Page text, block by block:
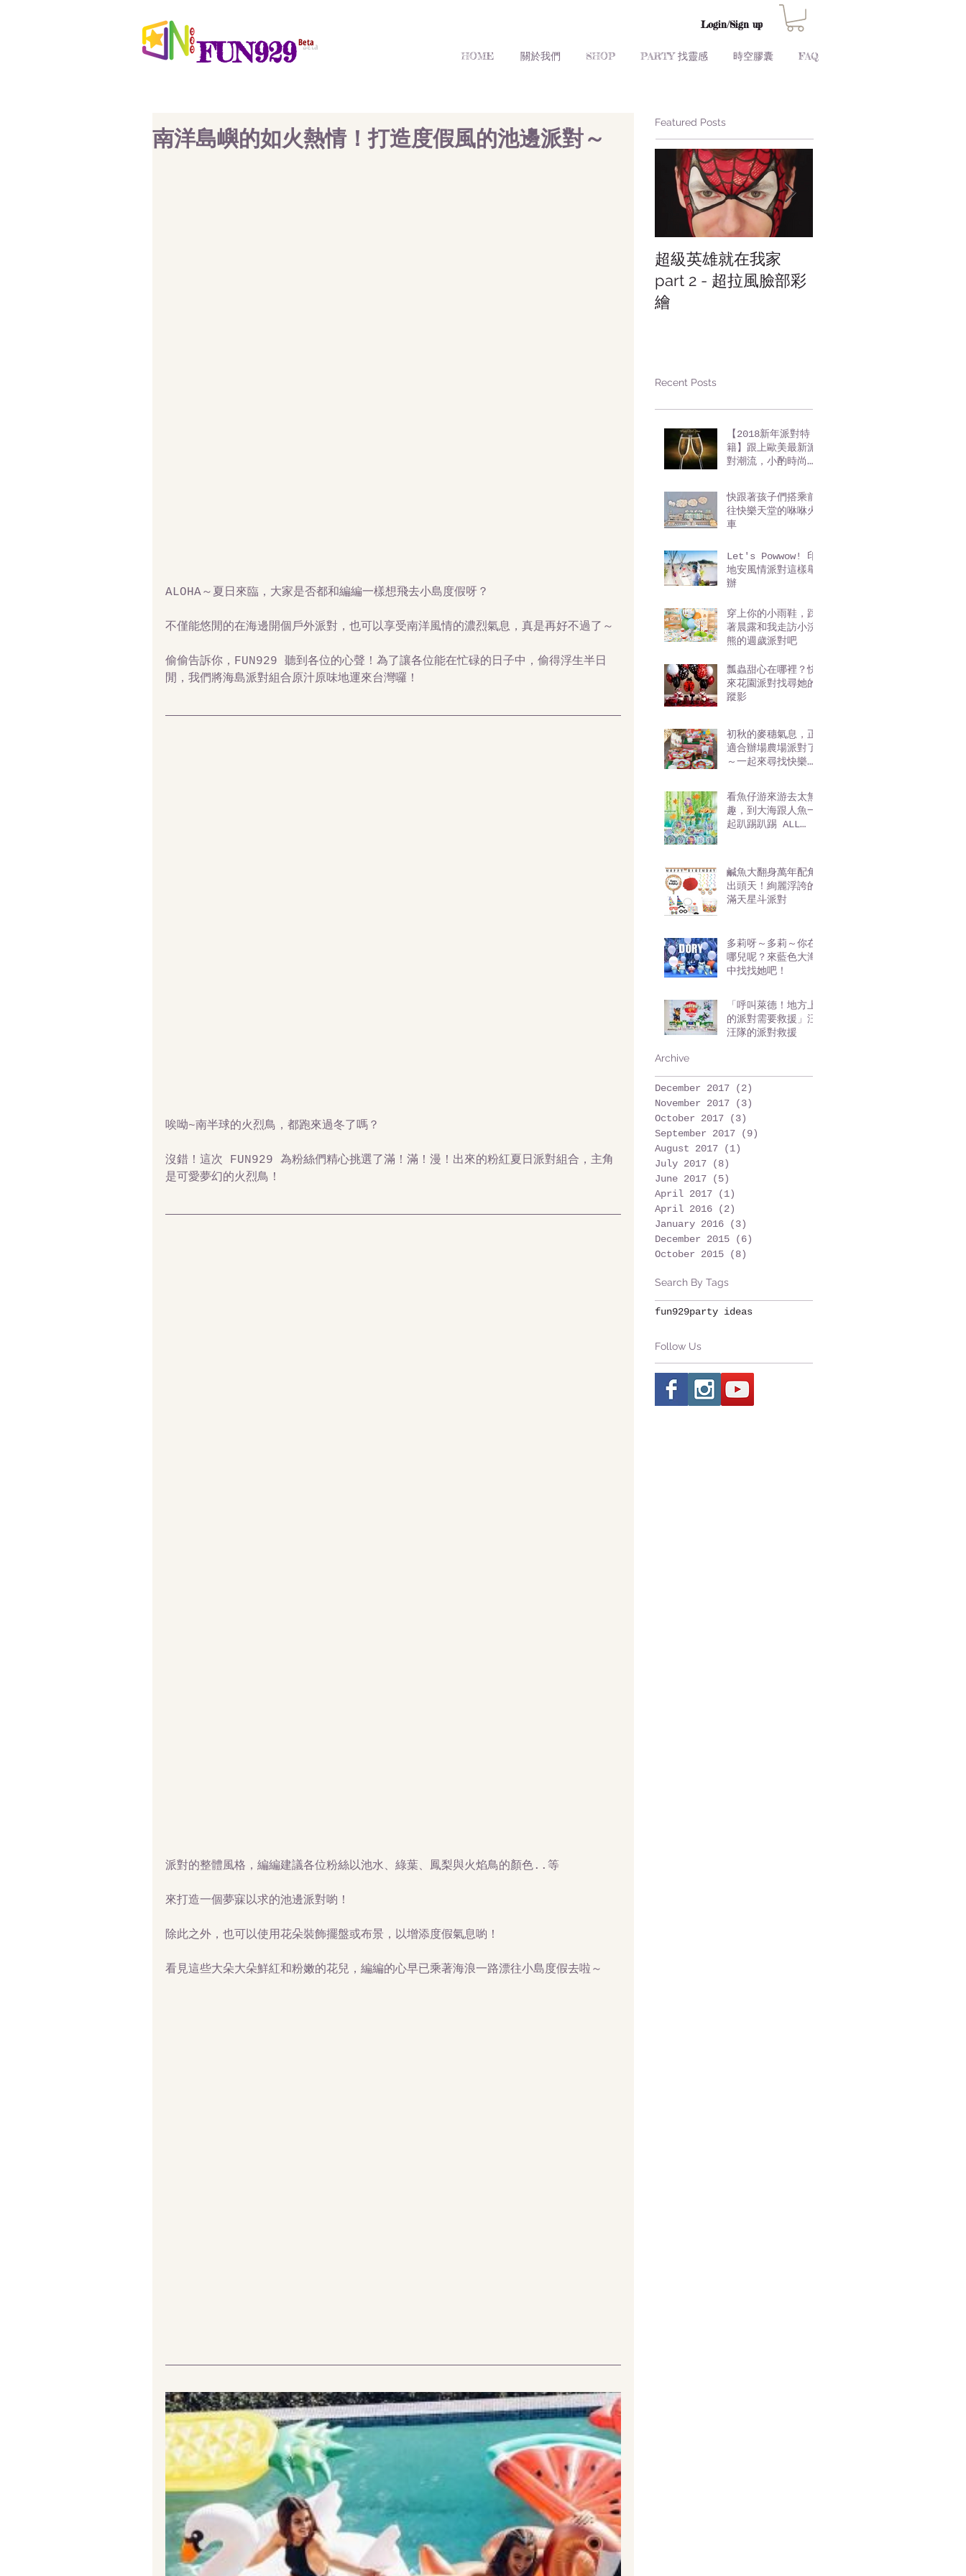
Beta
FUN929
Login/Sign up
HOME 關於我們 SHOP PARTY 找靈感 時空膠囊 FAQ
南洋島嶼的如火熱情！打造度假風的池邊派對～
ALOHA～夏日來臨，大家是否都和編編一樣想飛去小島度假呀？
不僅能悠閒的在海邊開個戶外派對，也可以享受南洋風情的濃烈氣息，真是再好不過了～
偷偷告訴你，FUN929 聽到各位的心聲！為了讓各位能在忙碌的日子中，偷得浮生半日
閒，我們將海島派對組合原汁原味地運來台灣囉！
唉呦~南半球的火烈鳥，都跑來過冬了嗎？
沒錯！這次 FUN929 為粉絲們精心挑選了滿！滿！漫！出來的粉紅夏日派對組合，主角
是可愛夢幻的火烈鳥！
派對的整體風格，編編建議各位粉絲以池水、綠葉、鳳梨與火焰鳥的顏色..等
來打造一個夢寐以求的池邊派對喲！
除此之外，也可以使用花朵裝飾擺盤或布景，以增添度假氣息喲！
看見這些大朵大朵鮮紅和粉嫩的花兒，編編的心早已乘著海浪一路漂往小島度假去啦～
Featured Posts
超級英雄就在我家
part 2 - 超拉風臉部彩
繪
Recent Posts
【2018新年派對特
籍】跟上歐美最新派
對潮流，小酌時尚迎
快跟著孩子們搭乘前
往快樂天堂的咻咻火
車
Let's Powwow! 印
地安風情派對這樣舉
辦
穿上你的小雨鞋，踩
著晨露和我走訪小浣
熊的週歲派對吧
瓢蟲甜心在哪裡？快
來花園派對找尋她的
蹤影
初秋的麥穗氣息，正
適合辦場農場派對了
～一起來尋找快樂的
看魚仔游來游去太無
趣，到大海跟人魚一
起趴踢趴踢 ALL
鹹魚大翻身萬年配角
出頭天！絢麗浮誇的
滿天星斗派對
多莉呀～多莉～你在
哪兒呢？來藍色大海
中找找她吧！
「呼叫萊德！地方上
的派對需要救援」汪
汪隊的派對救援
Archive
December 2017 (2)
November 2017
(3)
October 2017
(3)
September 2017
(9)
August 2017
(1)
July 2017
(8)
June 2017
(5)
April 2017
(1)
April 2016
(2)
January 2016
(3)
December 2015
(6)
October 2015
(8)
Search By Tags
fun929party ideas
Follow Us